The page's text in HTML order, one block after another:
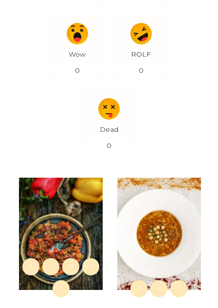
Wow
0
ROLF
0
Dead
0
F I R R
S R R S